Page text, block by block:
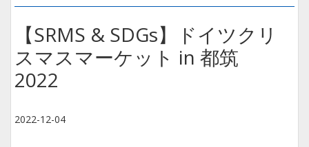
【SRMS & SDGs】ドイツクリ
スマスマーケット in 都筑
2022
2022-12-04